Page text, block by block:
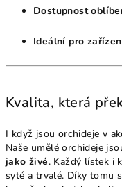
Dostupnost
Ideální pro
Kvalita, která
I když jsou orchideje v
Naše umělé orchideje
jako živé. Každý lístek i
syté a trvalé. Díky tomu